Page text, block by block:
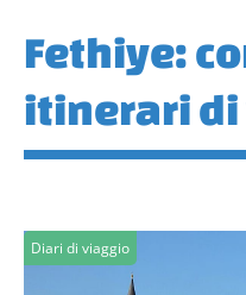
Fethiye:
itinerari di
Diari di viaggio